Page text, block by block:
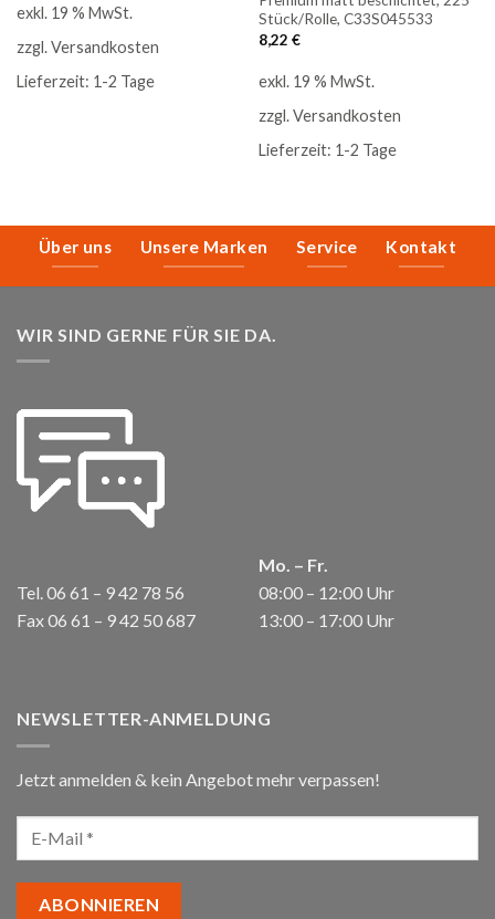
exkl. 19 % MwSt.
zzgl.Versandkosten
Lieferzeit: 1-2 Tage
Stück/Rolle, C33S045533
8,22 €
exkl. 19 % MwSt.
zzgl.Versandkosten
Lieferzeit: 1-2 Tage
Über uns Unsere Marken Service Kontakt
WIR SIND GERNE FÜR SIE DA.
Tel. 06 61 – 9 42 78 56
Fax 06 61 – 9 42 50 687
Mo. – Fr.
08:00 – 12:00 Uhr
13:00 – 17:00 Uhr
NEWSLETTER-ANMELDUNG
Jetzt anmelden & kein Angebot mehr verpassen!